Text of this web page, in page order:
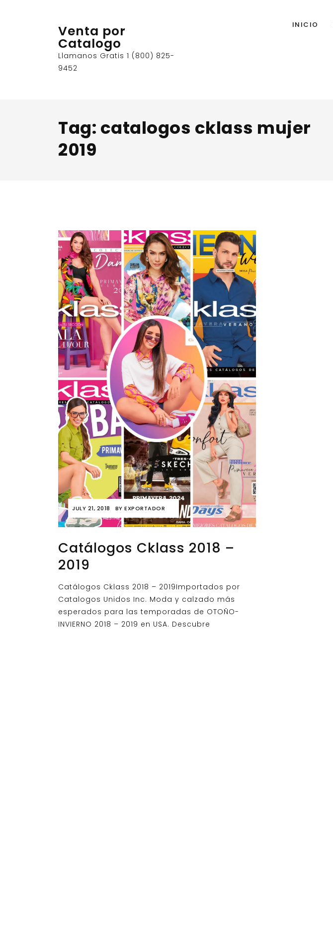
Venta por
Catalogo
Llamanos Gratis 1 (800) 825-
9452
INICIO
Tag: catalogos cklass mujer
2019
JULY 21, 2018 BY EXPORTADOR
Catálogos Cklass 2018 –
2019
Catálogos Cklass 2018 – 2019Importados por
Catalogos Unidos Inc. Moda y calzado más
esperados para las temporadas de OTOÑO-
INVIERNO 2018 – 2019 en USA. Descubre